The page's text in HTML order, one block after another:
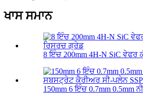
ਖਾਸ ਸਮਾਨ
8 ਇੰਚ 200mm 4H-N SiC ਵੇਫਰ
150mm 6 ਇੰਚ 0.7mm 0.5mm